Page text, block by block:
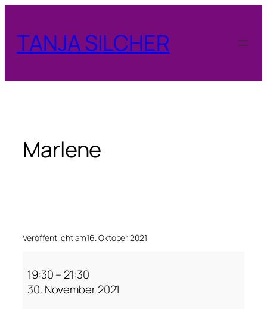
springen
TANJA SILCHER
Marlene
Veröffentlicht am16. Oktober 2021
19:30– 21:30
30. November 2021